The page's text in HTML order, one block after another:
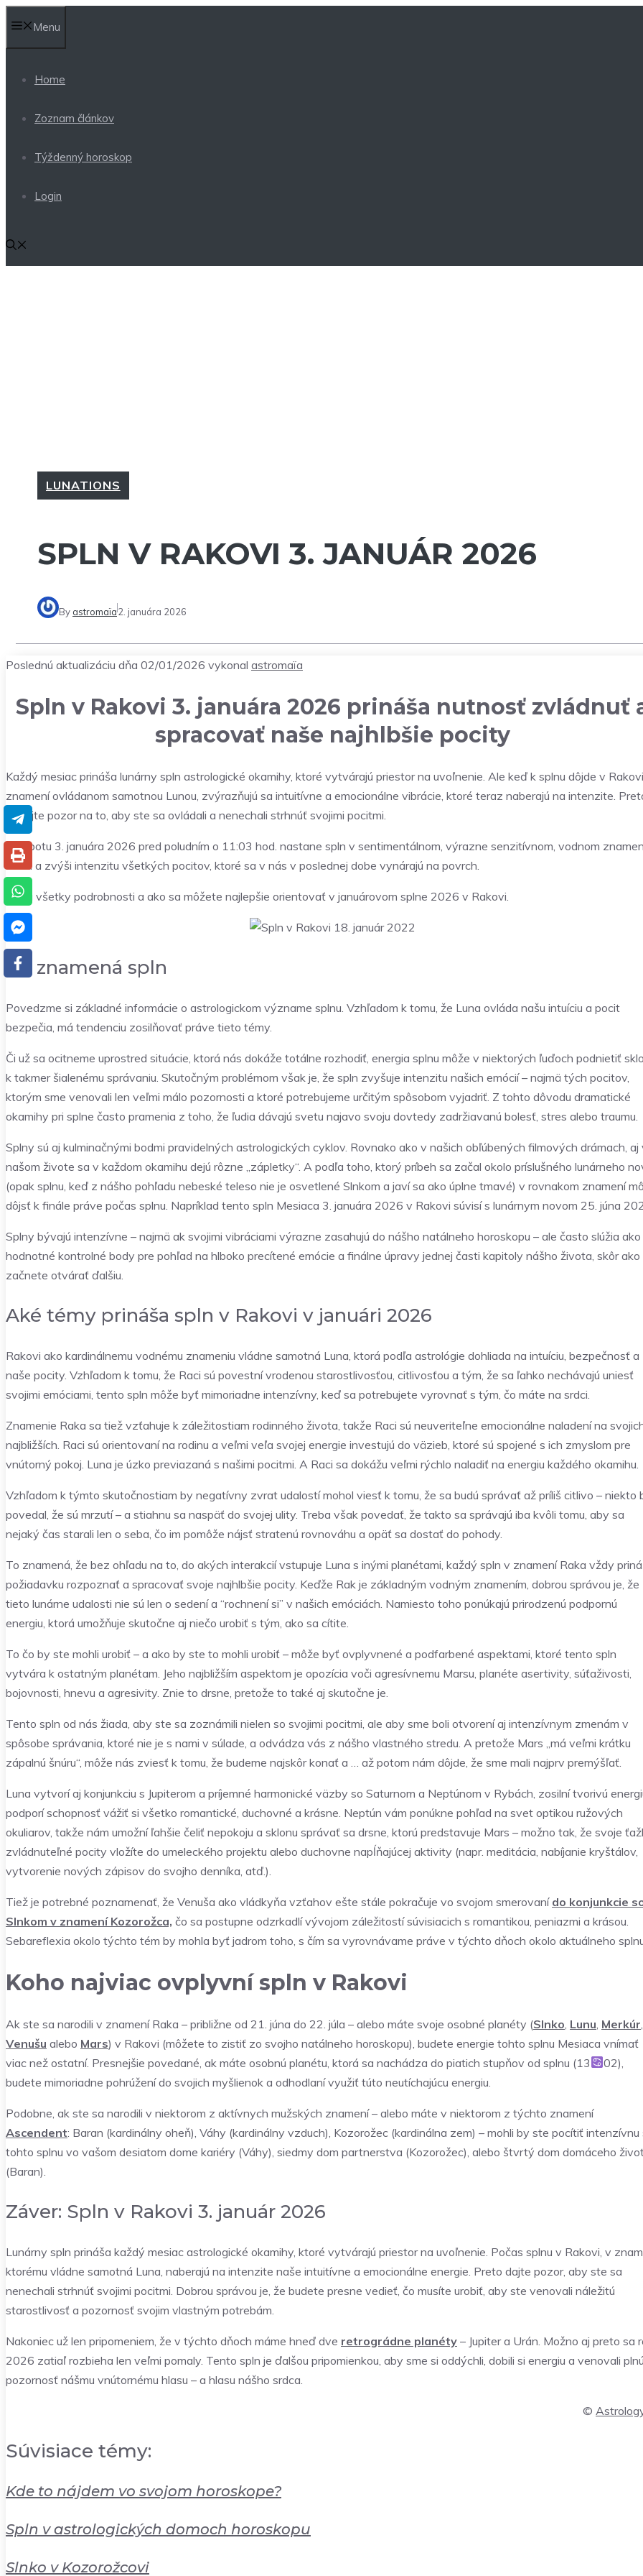
na
obsah
Menu
Home
Zoznam článkov
Týždenný horoskop
Login
LUNATIONS
SPLN V RAKOVI 3. JANUÁR 2026
By astromaïa2. januára 2026
Poslednú aktualizáciu dňa 02/01/2026 vykonal astromaïa
Spln v Rakovi 3. januára 2026 prináša nutnosť zvládnuť
spracovať naše najhlbšie pocity
Každý mesiac prináša lunárny spln astrologické okamihy, ktoré vytvárajú priestor na uvoľnenie. Ale keď k splnu dôjde v
znamení ovládanom samotnou Lunou, zvýrazňujú sa intuitívne a emocionálne vibrácie, ktoré teraz naberajú na intenzite.
dávajte pozor na to, aby ste sa ovládali a nenechali strhnúť svojimi pocitmi.
V sobotu 3. januára 2026 pred poludním o 11:03 hod. nastane spln v sentimentálnom, výrazne senzitívnom, vodnom
Raka a zvýši intenzitu všetkých pocitov, ktoré sa v nás v poslednej dobe vynárajú na povrch.
Tu sú všetky podrobnosti a ako sa môžete najlepšie orientovať v januárovom splne 2026 v Rakovi.
Čo znamená spln
Povedzme si základné informácie o astrologickom význame splnu. Vzhľadom k tomu, že Luna ovláda našu intuíciu a pocit
bezpečia, má tendenciu zosilňovať práve tieto témy.
Či už sa ocitneme uprostred situácie, ktorá nás dokáže totálne rozhodiť, energia splnu môže v niektorých ľuďoch podnietiť
k takmer šialenému správaniu. Skutočným problémom však je, že spln zvyšuje intenzitu našich emócií – najmä tých pocitov,
ktorým sme venovali len veľmi málo pozornosti a ktoré potrebujeme určitým spôsobom vyjadriť. Z tohto dôvodu dramatické
okamihy pri splne často pramenia z toho, že ľudia dávajú svetu najavo svoju dovtedy zadržiavanú bolesť, stres alebo traumu.
Splny sú aj kulminačnými bodmi pravidelných astrologických cyklov. Rovnako ako v našich obľúbených filmových drámach, aj
našom živote sa v každom okamihu dejú rôzne „zápletky“. A podľa toho, ktorý príbeh sa začal okolo príslušného lunárneho
(opak splnu, keď z nášho pohľadu nebeské teleso nie je osvetlené Slnkom a javí sa ako úplne tmavé) v rovnakom znamení
dôjsť k finále práve počas splnu. Napríklad tento spln Mesiaca 3. januára 2026 v Rakovi súvisí s lunárnym novom 25. júna
Splny bývajú intenzívne – najmä ak svojimi vibráciami výrazne zasahujú do nášho natálneho horoskopu – ale často slúžia ako
hodnotné kontrolné body pre pohľad na hlboko precítené emócie a finálne úpravy jednej časti kapitoly nášho života, skôr ako
začnete otvárať ďalšiu.
Aké témy prináša spln v Rakovi v januári 2026
Rakovi ako kardinálnemu vodnému znameniu vládne samotná Luna, ktorá podľa astrológie dohliada na intuíciu, bezpečnosť a
naše pocity. Vzhľadom k tomu, že Raci sú povestní vrodenou starostlivosťou, citlivosťou a tým, že sa ľahko nechávajú uniesť
svojimi emóciami, tento spln môže byť mimoriadne intenzívny, keď sa potrebujete vyrovnať s tým, čo máte na srdci.
Znamenie Raka sa tiež vzťahuje k záležitostiam rodinného života, takže Raci sú neuveriteľne emocionálne naladení na
najbližších. Raci sú orientovaní na rodinu a veľmi veľa svojej energie investujú do väzieb, ktoré sú spojené s ich zmyslom pre
vnútorný pokoj. Luna je úzko previazaná s našimi pocitmi. A Raci sa dokážu veľmi rýchlo naladiť na energiu každého okamihu.
Vzhľadom k týmto skutočnostiam by negatívny zvrat udalostí mohol viesť k tomu, že sa budú správať až príliš citlivo – niekto
povedal, že sú mrzutí – a stiahnu sa naspäť do svojej ulity. Treba však povedať, že takto sa správajú iba kvôli tomu, aby sa
nejaký čas starali len o seba, čo im pomôže nájsť stratenú rovnováhu a opäť sa dostať do pohody.
To znamená, že bez ohľadu na to, do akých interakcií vstupuje Luna s inými planétami, každý spln v znamení Raka vždy
požiadavku rozpoznať a spracovať svoje najhlbšie pocity. Keďže Rak je základným vodným znamením, dobrou správou je, že
tieto lunárne udalosti nie sú len o sedení a “rochnení si” v našich emóciách. Namiesto toho ponúkajú prirodzenú podpornú
energiu, ktorá umožňuje skutočne aj niečo urobiť s tým, ako sa cítite.
To čo by ste mohli urobiť – a ako by ste to mohli urobiť – môže byť ovplyvnené a podfarbené aspektami, ktoré tento spln
vytvára k ostatným planétam. Jeho najbližším aspektom je opozícia voči agresívnemu Marsu, planéte asertivity, súťaživosti,
bojovnosti, hnevu a agresivity. Znie to drsne, pretože to také aj skutočne je.
Tento spln od nás žiada, aby ste sa zoznámili nielen so svojimi pocitmi, ale aby sme boli otvorení aj intenzívnym zmenám v
spôsobe správania, ktoré nie je s nami v súlade, a odvádza vás z nášho vlastného stredu. A pretože Mars „má veľmi krátku
zápalnú šnúru“, môže nás zviesť k tomu, že budeme najskôr konať a … až potom nám dôjde, že sme mali najprv premýšľať.
Luna vytvorí aj konjunkciu s Jupiterom a príjemné harmonické väzby so Saturnom a Neptúnom v Rybách, zosilní tvorivú
podporí schopnosť vážiť si všetko romantické, duchovné a krásne. Neptún vám ponúkne pohľad na svet optikou ružových
okuliarov, takže nám umožní ľahšie čeliť nepokoju a sklonu správať sa drsne, ktorú predstavuje Mars – možno tak, že svoje
zvládnuteľné pocity vložíte do umeleckého projektu alebo duchovne napĺňajúcej aktivity (napr. meditácia, nabíjanie kryštálov,
vytvorenie nových zápisov do svojho denníka, atď.).
Tiež je potrebné poznamenať, že Venuša ako vládkyňa vzťahov ešte stále pokračuje vo svojom smerovaní do konjunkcie
Slnkom v znamení Kozorožca, čo sa postupne odzrkadlí vývojom záležitostí súvisiacich s romantikou, peniazmi a krásou.
Sebareflexia okolo týchto tém by mohla byť jadrom toho, s čím sa vyrovnávame práve v týchto dňoch okolo aktuálneho
Koho najviac ovplyvní spln v Rakovi
Ak ste sa narodili v znamení Raka – približne od 21. júna do 22. júla – alebo máte svoje osobné planéty (Slnko Lunu Merkúr
Venušu alebo Mars) v Rakovi (môžete to zistiť zo svojho natálneho horoskopu), budete energie tohto splnu Mesiaca vnímať
viac než ostatní. Presnejšie povedané, ak máte osobnú planétu, ktorá sa nachádza do piatich stupňov od splnu (13
02),
budete mimoriadne pohrúžení do svojich myšlienok a odhodlaní využiť túto neutíchajúcu energiu.
Podobne, ak ste sa narodili v niektorom z aktívnych mužských znamení – alebo máte v niektorom z týchto znamení
Ascendent: Baran (kardinálny oheň), Váhy (kardinálny vzduch), Kozorožec (kardinálna zem) – mohli by ste pocítiť intenzívnu
tohto splnu vo vašom desiatom dome kariéry (Váhy), siedmy dom partnerstva (Kozorožec), alebo štvrtý dom domáceho
(Baran).
Záver: Spln v Rakovi 3. január 2026
Lunárny spln prináša každý mesiac astrologické okamihy, ktoré vytvárajú priestor na uvoľnenie. Počas splnu v Rakovi, v
ktorému vládne samotná Luna, naberajú na intenzite naše intuitívne a emocionálne energie. Preto dajte pozor, aby ste sa
nenechali strhnúť svojimi pocitmi. Dobrou správou je, že budete presne vedieť, čo musíte urobiť, aby ste venovali náležitú
starostlivosť a pozornosť svojim vlastným potrebám.
Nakoniec už len pripomeniem, že v týchto dňoch máme hneď dve retrográdne planéty – Jupiter a Urán. Možno aj preto sa
2026 zatiaľ rozbieha len veľmi pomaly. Tento spln je ďalšou pripomienkou, aby sme si oddýchli, dobili si energiu a venovali plnú
pozornosť nášmu vnútornému hlasu – a hlasu nášho srdca.
©
Súvisiace témy:
Kde to nájdem vo svojom horoskope?
Spln v astrologických domoch horoskopu
Slnko v Kozorožcovi